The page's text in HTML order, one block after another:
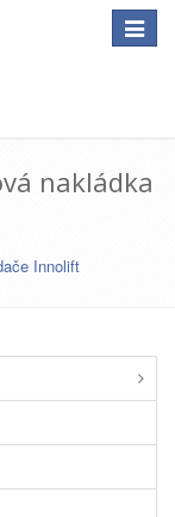
Toggle
nakládka
Innolift